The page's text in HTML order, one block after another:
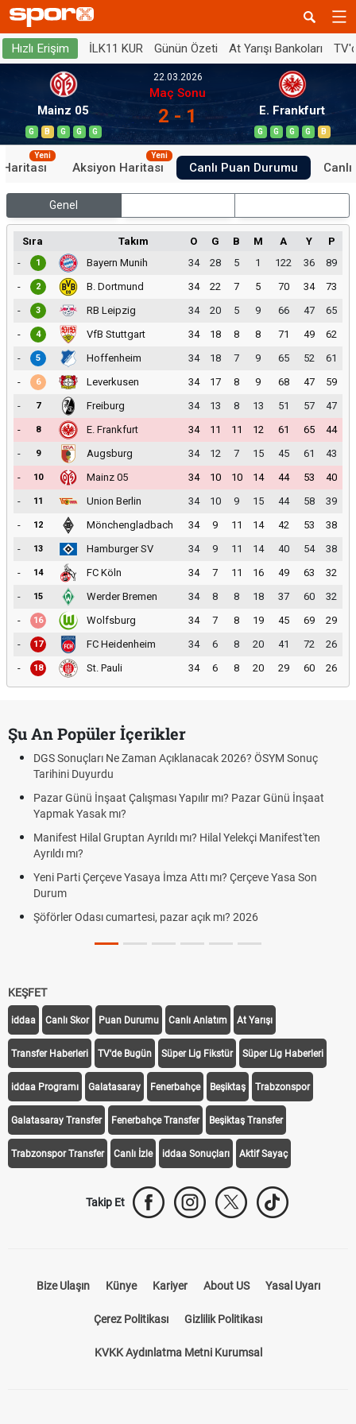
Hızlı Erişim İLK11 KUR Günün Özeti At Yarışı Bankoları
Mainz 05
G B G G G
22.03.2026
Maç Sonu
2 - 1 E. Frankfurt
G G G G B
Haritası
Yeni
Aksiyon Haritası
Yeni
Canlı Puan Durumu
Genel
Sıra Takım O G B M A Y
P
-
1 Bayern Munih 34 28 5 1 122 36
89
-
2 B. Dortmund 34 22 7 5 70 34
73
-
3 RB Leipzig 34 20 5 9 66 47
65
-
4 VfB Stuttgart 34 18 8 8 71 49
62
-
5 Hoffenheim 34 18 7 9 65 52
61
-
6 Leverkusen 34 17 8 9 68 47
59
-
7 Freiburg 34 13 8 13 51 57
47
-
8 E. Frankfurt 34 11 11 12 61 65
44
-
9 Augsburg 34 12 7 15 45 61
43
-
10 Mainz 05 34 10 10 14 44 53
40
-
11 Union Berlin 34 10 9 15 44 58
39
-
12 Mönchengladbach 34 9 11 14 42 53
38
-
13 Hamburger SV 34 9 11 14 40 54
38
-
14 FC Köln 34 7 11 16 49 63
32
-
15 Werder Bremen 34 8 8 18 37 60
32
-
16 Wolfsburg 34 7 8 19 45 69
29
-
17 FC Heidenheim 34 6 8 20 41 72
26
-
18 St. Pauli 34 6 8 20 29 60 26
Şu An Popüler İçerikler
DGS Sonuçları Ne Zaman Açıklanacak 2026? ÖSYM Sonuç
Tarihini Duyurdu
Pazar Günü İnşaat Çalışması Yapılır mı? Pazar Günü İnşaat
Yapmak Yasak mı?
Manifest Hilal Gruptan Ayrıldı mı? Hilal Yelekçi Manifest'ten
Ayrıldı mı?
Yeni Parti Çerçeve Yasaya İmza Attı mı? Çerçeve Yasa Son
Durum
Şöförler Odası cumartesi, pazar açık mı? 2026
KEŞFET
iddaa Canlı Skor Puan Durumu Canlı Anlatım At Yarışı
Transfer Haberleri TV'de Bugün Süper Lig Fikstür Süper Lig Haberleri
iddaa Programı Galatasaray Fenerbahçe Beşiktaş Trabzonspor
Galatasaray Transfer Fenerbahçe Transfer Beşiktaş Transfer
Trabzonspor Transfer Canlı İzle iddaa Sonuçları Aktif Sayaç
Takip Et
Bize Ulaşın Künye Kariyer About US Yasal Uyarı
Çerez Politikası Gizlilik Politikası
KVKK Aydınlatma Metni Kurumsal